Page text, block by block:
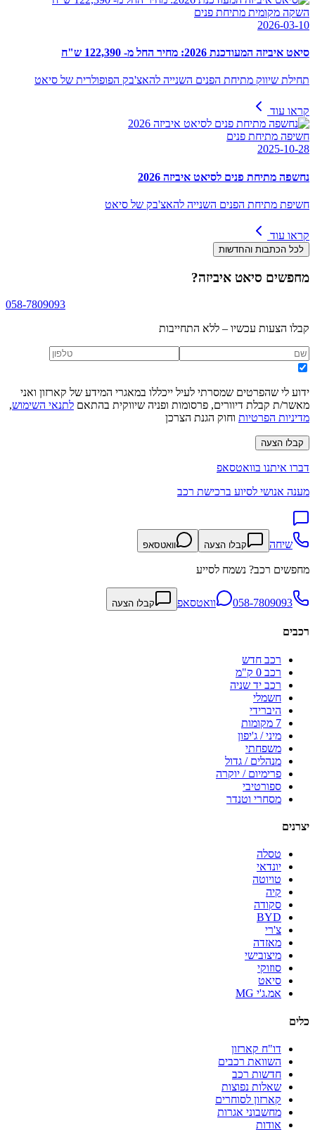
השקה מקומית מתיחת פנים
2026-03-10
סיאט איביזה המעודכנת 2026: מחיר החל מ- 122,390 ש"ח
תחילת שיווק מתיחת הפנים השנייה להאצ'בק הפופולרית של סיאט
קראו עוד
חשיפה מתיחת פנים
2025-10-28
נחשפה מתיחת פנים לסיאט איביזה 2026
חשיפת מתיחת הפנים השנייה להאצ'בק של סיאט
קראו עוד
לכל הכתבות והחדשות
מחפשים סיאט איביזה?
058-7809093
קבלו הצעות עכשיו – ללא התחייבות
ידוע לי שהפרטים שמסרתי לעיל ייכללו במאגרי המידע של קארזון ואני
מאשר/ת קבלת דיוורים, פרסומות ופניה שיווקית בהתאם לתנאי השימוש,
מדיניות הפרטיות וחוק הגנת הצרכן
קבלו הצעה
דברו איתנו בוואטסאפ
מענה אנושי לסיוע ברכישת רכב
שיחה קבלו הצעה וואטסאפ
מחפשים רכב? נשמח לסייע
058-7809093 וואטסאפ קבלו הצעה
רכבים
רכב חדש
רכב 0 ק"מ
רכב יד שניה
חשמלי
היברידי
7 מקומות
מיני / ג'יפון
משפחתי
מנהלים / גדול
פרימיום / יוקרה
ספורטיבי
מסחרי וטנדר
יצרנים
טסלה
יונדאי
טויוטה
קיה
סקודה
BYD
צ'רי
מאזדה
מיצובישי
סוזוקי
סיאט
אמ.ג'י MG
כלים
דו"ח קארזון
השוואת רכבים
חדשות רכב
שאלות נפוצות
קארזון לסוחרים
מחשבוני אגרות
אודות